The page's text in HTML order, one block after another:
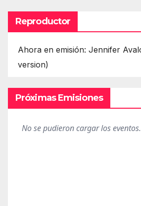
Reproductor
Ahora en emisión: Jennifer
version)
Próximas Emisiones